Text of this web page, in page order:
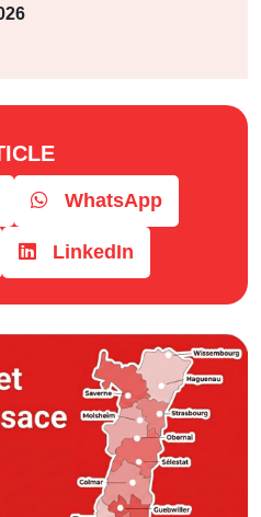
WhatsApp
LinkedIn